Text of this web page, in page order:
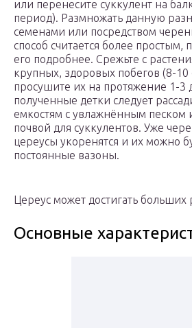
или перенесите суккулент на
период). Размножать данную
семенами или посредством
способ считается более простым,
его подробнее. Срежьте с
крупных, здоровых побегов (8-10
просушите их на протяжение 1-3
полученные детки следует
емкостям с увлажнённым песком
почвой для суккулентов. Уже
цереусы укоренятся и их можно
постоянные вазоны.
Цереус может достигать больших
Основные